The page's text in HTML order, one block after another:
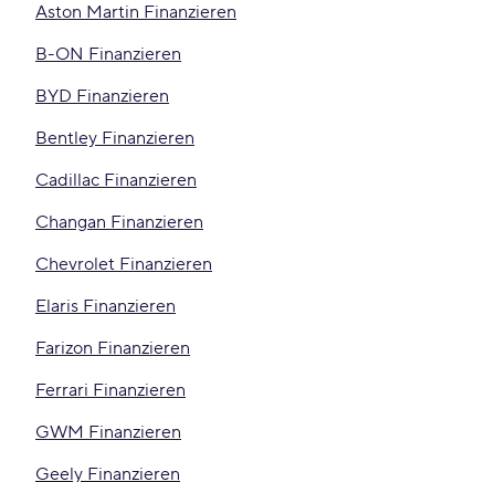
Aston Martin Finanzieren
B-ON Finanzieren
BYD Finanzieren
Bentley Finanzieren
Cadillac Finanzieren
Changan Finanzieren
Chevrolet Finanzieren
Elaris Finanzieren
Farizon Finanzieren
Ferrari Finanzieren
GWM Finanzieren
Geely Finanzieren